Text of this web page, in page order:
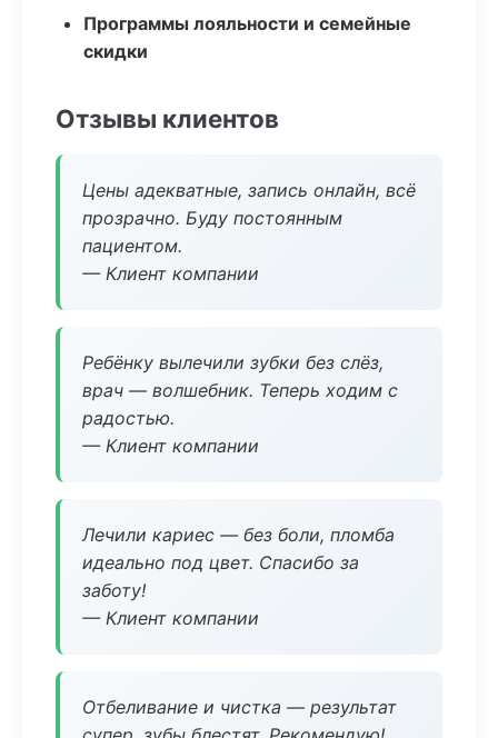
Программы лояльности и семейные
скидки
Отзывы клиентов
Цены адекватные, запись онлайн, всё
прозрачно. Буду постоянным
пациентом.
— Клиент компании
Ребёнку вылечили зубки без слёз,
врач — волшебник. Теперь ходим с
радостью.
— Клиент компании
Лечили кариес — без боли, пломба
идеально под цвет. Спасибо за
заботу!
— Клиент компании
Отбеливание и чистка — результат